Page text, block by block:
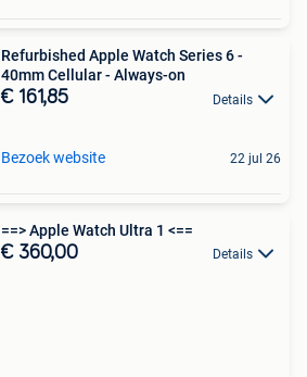
Refurbished Apple Watch Series 6 -
40mm Cellular - Always-on
€ 161,85 Details
Bezoek website 22 jul 26
==> Apple Watch Ultra 1 <==
€ 360,00 Details